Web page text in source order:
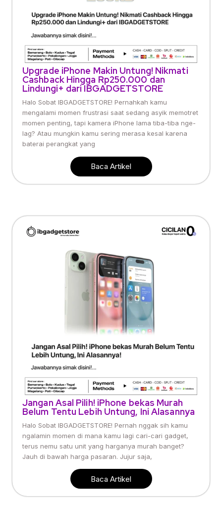
Upgrade iPhone Makin Untung! Nikmati
Cashback Hingga Rp250.000 dan
Lindungi+ dari IBGADGETSTORE
Halo Sobat IBGADGETSTORE! Pernahkah kamu
mengalami momen frustrasi saat sedang asyik memotret
momen penting, tapi kamera iPhone lama tiba-tiba nge-
lag? Atau mungkin kamu sering merasa kesal karena
baterai perangkat yang
Baca Artikel
Jangan Asal Pilih! iPhone bekas Murah
Belum Tentu Lebih Untung, Ini Alasannya
Halo Sobat IBGADGETSTORE! Pernah nggak sih kamu
ngalamin momen di mana kamu lagi cari-cari gadget,
terus nemu satu unit yang harganya murah banget?
Jauh di bawah harga pasaran. Jujur saja,
Baca Artikel